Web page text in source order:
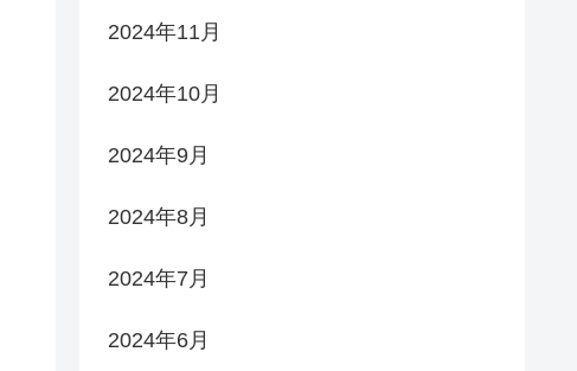
2024年11月
2024年10月
2024年9月
2024年8月
2024年7月
2024年6月